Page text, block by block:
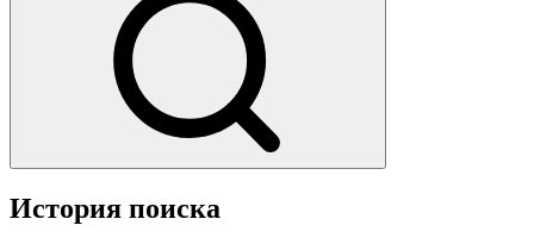
История поиска